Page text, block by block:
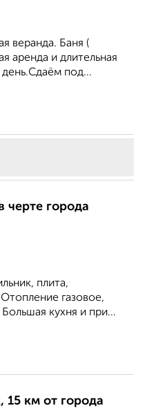
веранда. Баня (
аренда и длительная
день.Сдаём под...
черте города
плита,
газовое,
кухня и при...
км от города